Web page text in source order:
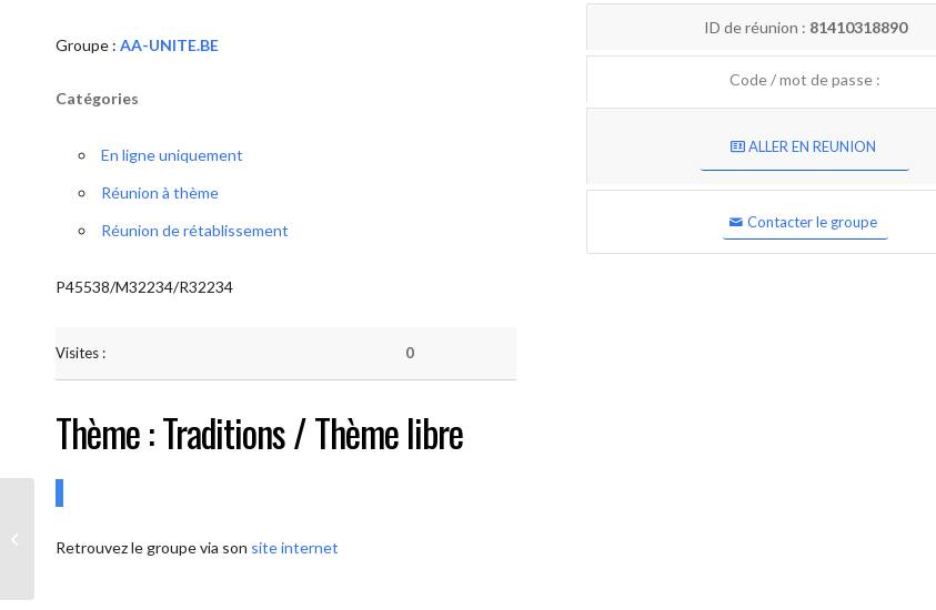
Groupe : AA-UNITE.BE
Catégories
En ligne uniquement
Réunion à thème
Réunion de rétablissement
P45538/M32234/R32234
Visites : 0
ID de réunion : 81410318890
Code / mot de passe :
ALLER EN REUNION
Contacter le groupe
Thème : Traditions / Thème libre
Retrouvez le groupe via son site internet
libre)